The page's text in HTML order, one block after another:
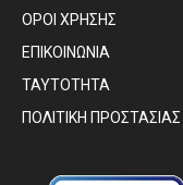
ΟΡΟΙ ΧΡΗΣΗΣ
ΕΠΙΚΟΙΝΩΝΙΑ
ΤΑΥΤΟΤΗΤΑ
ΠΟΛΙΤΙΚΗ